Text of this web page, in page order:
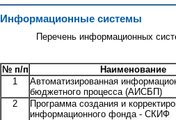
Информационные системы
Перечень информационных
№ п/п
Наименование
1
Автоматизированная
бюджетного процесса (АИСБП)
2
Программа создания и
информационного фонда - СКИФ